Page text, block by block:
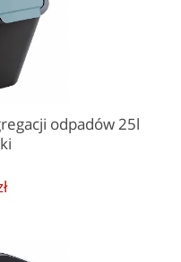
odpadów 25l